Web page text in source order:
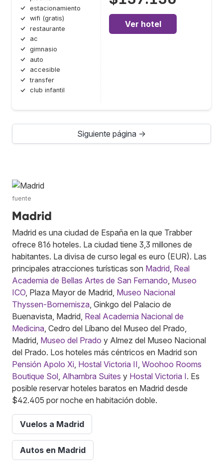
estacionamiento
wifi (gratis)
restaurante
ac
gimnasio
auto
accesible
transfer
club infantil
Ver hotel
Siguiente página →
fuente
Madrid
Madrid es una ciudad de España en la que Trabber
ofrece 816 hoteles. La ciudad tiene 3,3 millones de
habitantes. La divisa de curso legal es euro (EUR). Las
principales atracciones turísticas son Madrid, Real
Academia de Bellas Artes de San Fernando, Museo
ICO, Plaza Mayor de Madrid, Museo Nacional
Thyssen-Bornemisza, Ginkgo del Palacio de
Buenavista, Madrid, Real Academia Nacional de
Medicina, Cedro del Líbano del Museo del Prado,
Madrid, Museo del Prado y Almez del Museo Nacional
del Prado. Los hoteles más céntricos en Madrid son
Pensión Apolo Xi, Hostal Victoria II, Woohoo Rooms
Boutique Sol, Alhambra Suites y Hostal Victoria I. Es
posible reservar hoteles baratos en Madrid desde
$42.405 por noche en habitación doble.
Vuelos a Madrid
Autos en Madrid